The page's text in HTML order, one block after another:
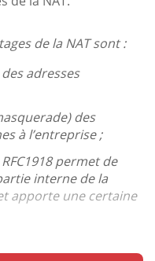
de la NAT sont :
adresses
des
à l’entreprise ;
permet de
interne de la
apporte une certaine